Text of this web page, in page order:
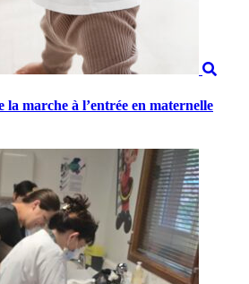
marche à l’entrée en maternelle